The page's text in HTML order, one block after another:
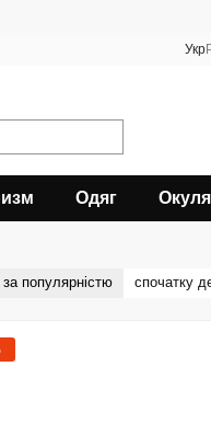
Укр
Одяг
за популярністю спочатку